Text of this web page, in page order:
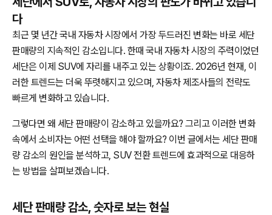
다
최근 몇 년간 국내 자동차 시장에서 가장 두드러진 변화는 바로 세단
판매량의 지속적인 감소입니다. 한때 국내 자동차 시장의 주력이었던
세단은 이제 SUV에 자리를 내주고 있는 상황이죠. 2026년 현재, 이
러한 트렌드는 더욱 뚜렷해지고 있으며, 자동차 제조사들의 전략도
빠르게 변화하고 있습니다.
그렇다면 왜 세단 판매량이 감소하고 있을까요? 그리고 이러한 변화
속에서 소비자는 어떤 선택을 해야 할까요? 이번 글에서는 세단 판매
량 감소의 원인을 분석하고, SUV 전환 트렌드에 효과적으로 대응하
는 방법을 살펴보겠습니다.
세단 판매량 감소, 숫자로 보는 현실